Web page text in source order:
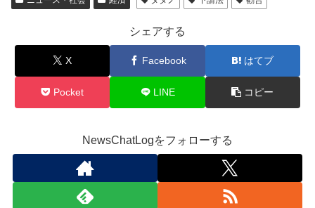
シェアする
X Facebook はてブ
Pocket LINE コピー
NewsChatLogをフォローする